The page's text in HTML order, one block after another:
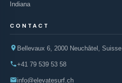
Indiana
CONTACT
Bellevaux 6, 2000 Neuchâtel, Suisse
+41 79 539 53 58
info@elevatesurf.ch